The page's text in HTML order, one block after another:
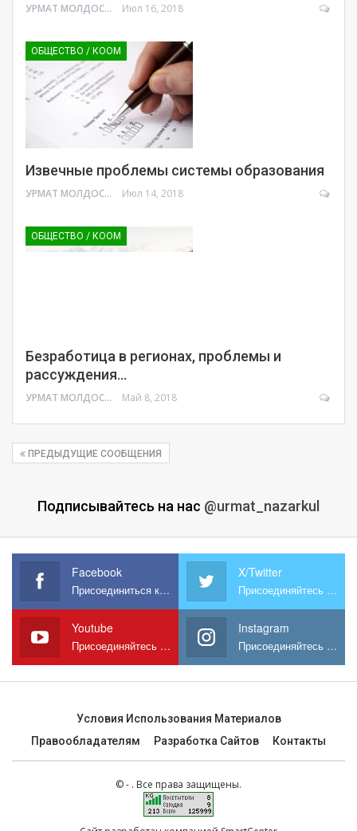
УРМАТ МОЛДОСАНОВ Июл 16, 2018
ОБЩЕСТВО / КООМ
Извечные проблемы системы образования
УРМАТ МОЛДОСАНОВ Июл 14, 2018
ОБЩЕСТВО / КООМ
Безработица в регионах, проблемы и
рассуждения…
УРМАТ МОЛДОСАНОВ Май 8, 2018
ПРЕДЫДУЩИЕ СООБЩЕНИЯ
Подписывайтесь на нас @urmat_nazarkul
Facebook
Присоединиться к нам на Facebook
X/Twitter
Присоединяйтесь к нам в X
Youtube
Присоединяйтесь к нам на YouTube
Instagram
Присоединяйтесь к нам в Instagram
Условия Использования Материалов
Правообладателям
Разработка Сайтов Контакты
© - . Все права защищены.